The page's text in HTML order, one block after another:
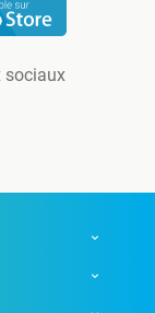
sociaux